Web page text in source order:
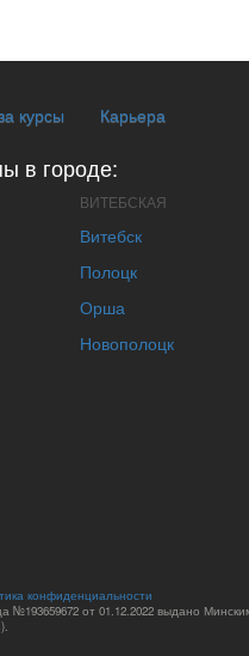
курсы Карьера
в городе:
ВИТЕБСКАЯ
Витебск
Полоцк
Орша
Новополоцк
конфиденциальности
от 01.12.2022 выдано